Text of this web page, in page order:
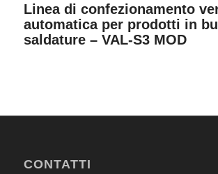
Linea di confezionamento
automatica per prodotti in
saldature – VAL-S3 MOD
CONTATTI